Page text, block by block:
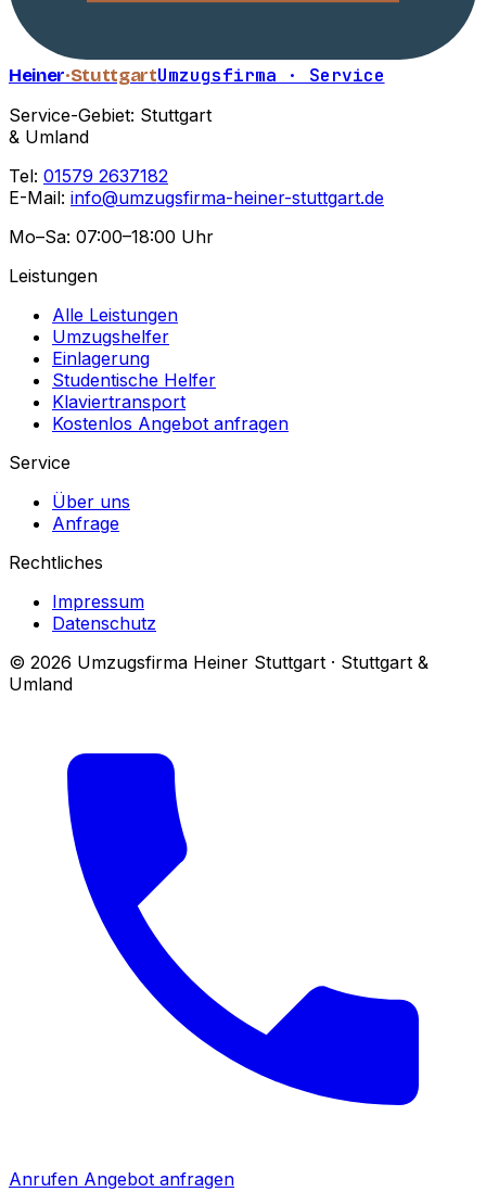
Heiner·StuttgartUmzugsfirma · Service
Service-Gebiet: Stuttgart
& Umland
Tel: 01579 2637182
E-Mail: info@umzugsfirma-heiner-stuttgart.de
Mo–Sa: 07:00–18:00 Uhr
Leistungen
Alle Leistungen
Umzugshelfer
Einlagerung
Studentische Helfer
Klaviertransport
Kostenlos Angebot anfragen
Service
Über uns
Anfrage
Rechtliches
Impressum
Datenschutz
© 2026 Umzugsfirma Heiner Stuttgart · Stuttgart &
Umland
Anrufen Angebot anfragen